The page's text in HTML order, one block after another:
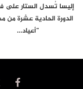
إليسا تُسدل الستار على
الدورة الحادية عشرة من
“أعياد…